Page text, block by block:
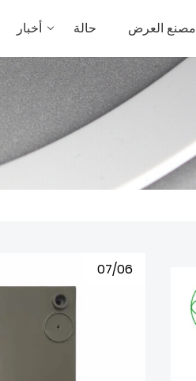
أخبار حالة مصنع العرض
07/06